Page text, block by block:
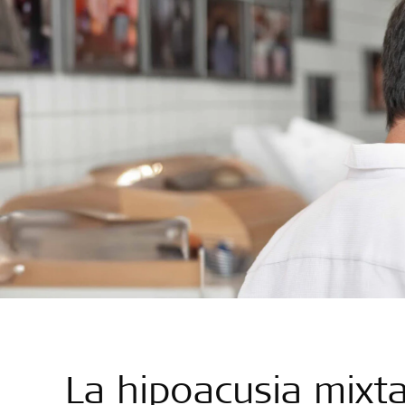
La hipoacusia